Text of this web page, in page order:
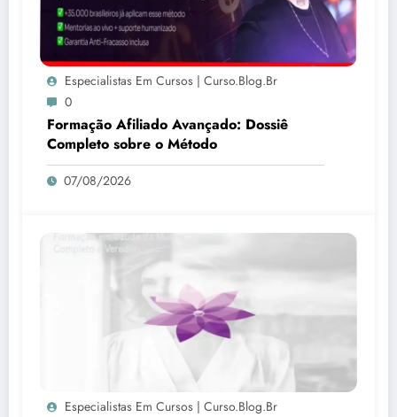
Especialistas Em Cursos | Curso.blog.br
0
Formação Afiliado Avançado: Dossiê
Completo sobre o Método
07/08/2026
Especialistas Em Cursos | Curso.blog.br